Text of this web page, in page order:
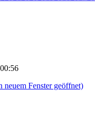
neuem Fenster geöffnet)